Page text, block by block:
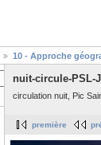
10 - Approche
nuit-circule-PSL-
circulation nuit, Pic
première